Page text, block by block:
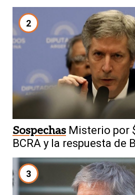
2
Sospechas Misterio por
BCRA y la respuesta de
3